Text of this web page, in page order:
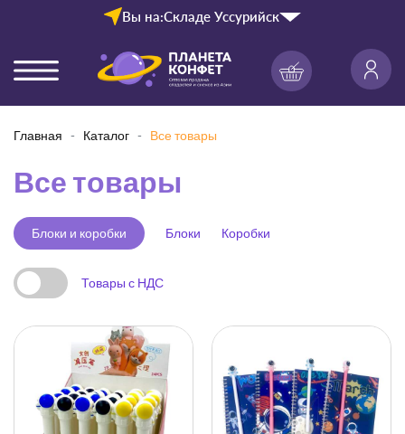
Вы на:Складе Уссурийск
Главная Каталог Все товары
Все товары
Блоки и коробки Блоки Коробки
Товары с НДС